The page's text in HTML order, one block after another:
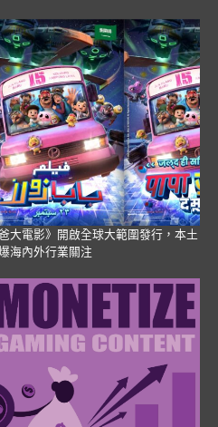
大電影》開啟全球大範圍發行，本土
海內外行業關注